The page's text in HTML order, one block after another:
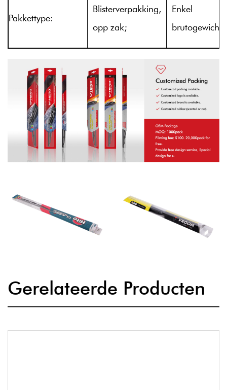
Pakkettype:
Blisterverpakking,
opp zak;
Enkel
brutogewicht:
Gerelateerde Producten